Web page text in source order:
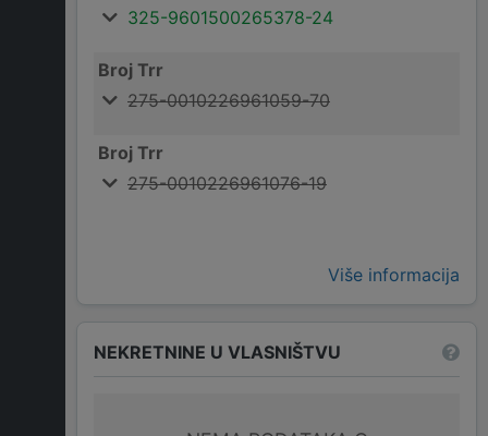
325-9601500265378-24
Broj Trr
275-0010226961059-70
Broj Trr
275-0010226961076-19
Više informacija
NEKRETNINE U VLASNIŠTVU